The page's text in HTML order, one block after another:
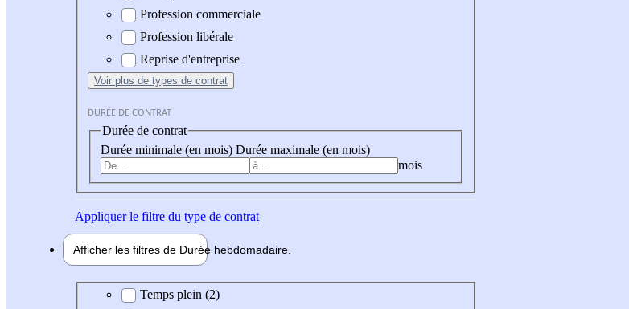
Profession commerciale
Profession libérale
Reprise d'entreprise
Voir plus de types de contrat
DURÉE DE CONTRAT
Durée de contrat
Durée minimale (en mois) Durée maximale (en mois)
mois
Appliquerle filtre du type de contrat
Afficher les filtres de Durée hebdomadaire
Durée hebdomadaire
Temps plein (2)